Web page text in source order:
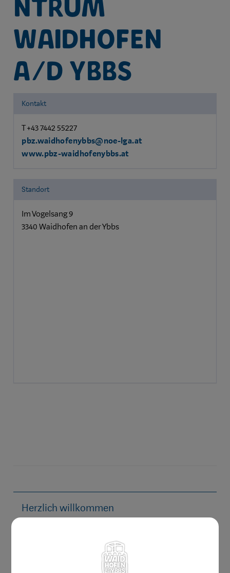
Waidhofen
a/d Ybbs
Kontakt
T +43 7442 55227
pbz.waidhofenybbs@noe-lga.at
www.pbz-waidhofenybbs.at
Standort
Im Vogelsang 9
3340 Waidhofen an der Ybbs
Herzlich willkommen